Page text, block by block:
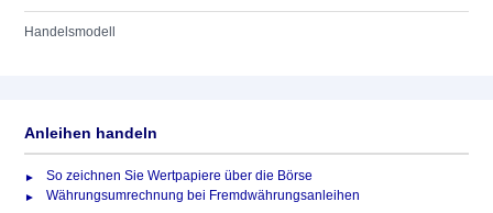
Handelsmodell
Anleihen handeln
So zeichnen Sie Wertpapiere über die Börse
Währungsumrechnung bei Fremdwährungsanleihen